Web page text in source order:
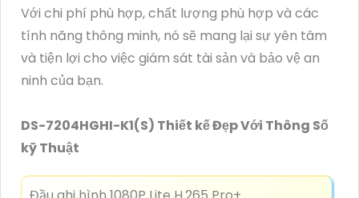
Với chi phí phù hợp, chất lượng phù hợp và các
tính năng thông minh, nó sẽ mang lại sự yên tâm
và tiện lợi cho việc giám sát tài sản và bảo vệ an
ninh của bạn.
DS-7204HGHI-K1(S) Thiết kế Đẹp Với Thông Số
kỹ Thuật